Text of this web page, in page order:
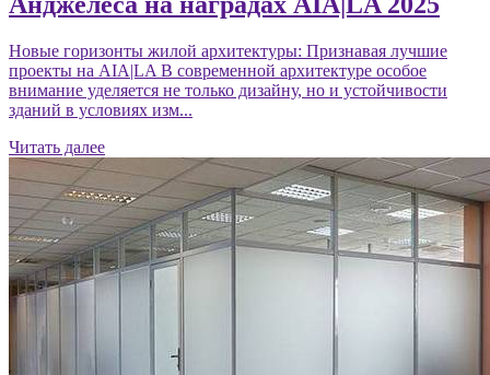
Новые горизонты жилой архитектуры: Признавая лучшие
проекты на AIA|LA В современной архитектуре особое
внимание уделяется не только дизайну, но и устойчивости
зданий в условиях изм...
Читать далее